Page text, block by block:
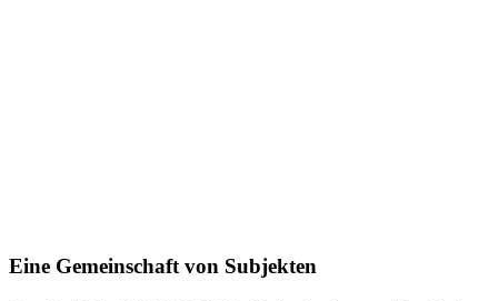
Eine Gemeinschaft von Subjekten